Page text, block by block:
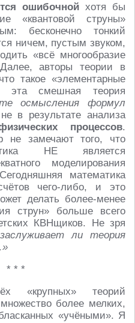
ошибочной хотя бы
«квантовой струны»
бесконечно тонкий
ничем, пустым звуком,
«всё многообразие
авторы теории в
такое «элементарные
эта смешная теория
осмысления формул
в результате анализа
процессов.
не замечают того, что
НЕ является
моделирования
математика
чего-либо, и это
делать более-менее
струн» больше всего
КВНщиков. Не зря
ли теория
* * *
«крупных» теорий
более мелких,
«учёными». Я